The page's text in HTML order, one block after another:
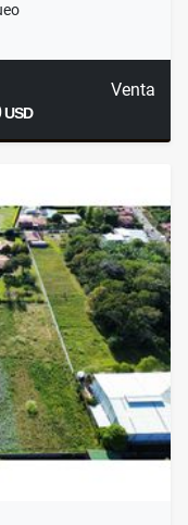
Venta
USD